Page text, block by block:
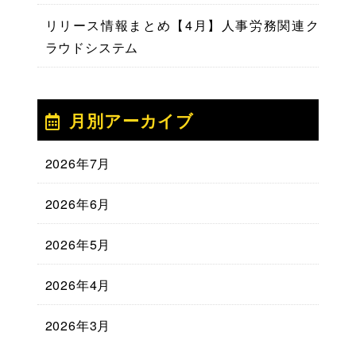
リリース情報まとめ【4月】人事労務関連ク
ラウドシステム
月別アーカイブ
2026年7月
2026年6月
2026年5月
2026年4月
2026年3月